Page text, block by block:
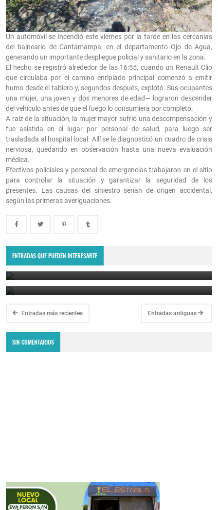
Un automóvil se incendió este viernes por la tarde en las cercanías
del balneario de Cantamampa, en el departamento Ojo de Agua,
generando un importante despliegue policial y sanitario en la zona.
El hecho se registró alrededor de las 16:55, cuando un Renault Clio
que circulaba por el camino enripiado principal comenzó a emitir
humo desde el tablero y, segundos después, explotó. Sus ocupantes
una mujer, una joven y dos menores de edad— lograron descender
del vehículo antes de que el fuego lo consumiera por completo.
A raíz de la situación, la mujer mayor sufrió una descompensación y
fue asistida en el lugar por personal de salud, para luego ser
trasladada al hospital local. Allí se le diagnosticó un cuadro de crisis
nerviosa, quedando en observación hasta una nueva evaluación
médica.
Efectivos policiales y personal de emergencias trabajaron en el sitio
para controlar la situación y garantizar la seguridad de los
presentes. Las causas del siniestro serían de origen accidental,
según las primeras averiguaciones.
ENTRADAS QUE PUEDEN INTERESARTE
Estudiante de 14 años le confesó a su maestra que su primo intentó
abusarla.
August 7, 2026
Crimen pasional en Ojo de Agua: un hombre fue asesinado a
puñaladas y detuvieron a la pareja de su exesposa.
August 7, 2026
Entradas más recientes Entradas antiguas
SIN COMENTARIOS